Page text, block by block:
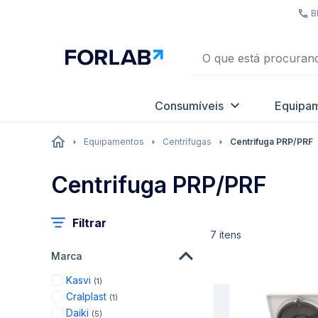
Consumíveis
Equipamentos Centrífugas Centrifuga PRP/PRF
Centrifuga PRP/PRF
7 itens
Filtrar
Marca
Kasvi 1item
Cralplast 1item
Daiki 5items